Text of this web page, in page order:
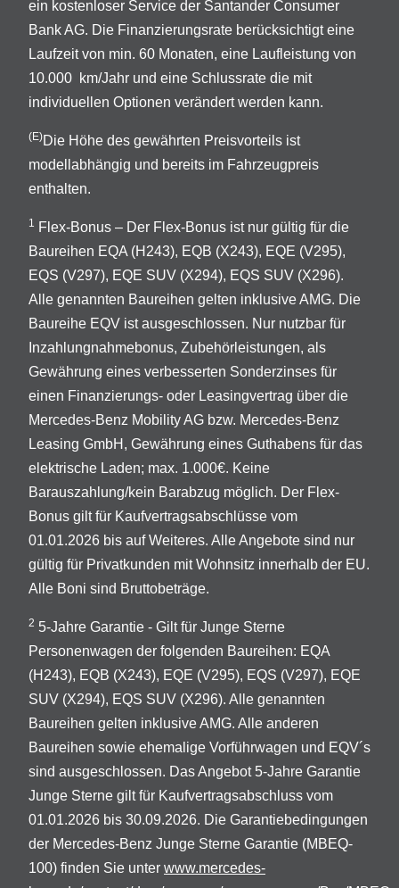
ein kostenloser Service der Santander Consumer
Bank AG. Die Finanzierungsrate berücksichtigt eine
Laufzeit von min. 60 Monaten, eine Laufleistung von
10.000 km/Jahr und eine Schlussrate die mit
individuellen Optionen verändert werden kann.
(E)Die Höhe des gewährten Preisvorteils ist
modellabhängig und bereits im Fahrzeugpreis
enthalten.
1 Flex-Bonus – Der Flex-Bonus ist nur gültig für die
Baureihen EQA (H243), EQB (X243), EQE (V295),
EQS (V297), EQE SUV (X294), EQS SUV (X296).
Alle genannten Baureihen gelten inklusive AMG. Die
Baureihe EQV ist ausgeschlossen. Nur nutzbar für
Inzahlungnahmebonus, Zubehörleistungen, als
Gewährung eines verbesserten Sonderzinses für
einen Finanzierungs- oder Leasingvertrag über die
Mercedes-Benz Mobility AG bzw. Mercedes-Benz
Leasing GmbH, Gewährung eines Guthabens für das
elektrische Laden; max. 1.000€. Keine
Barauszahlung/kein Barabzug möglich. Der Flex-
Bonus gilt für Kaufvertragsabschlüsse vom
01.01.2026 bis auf Weiteres. Alle Angebote sind nur
gültig für Privatkunden mit Wohnsitz innerhalb der EU.
Alle Boni sind Bruttobeträge.
2 5-Jahre Garantie - Gilt für Junge Sterne
Personenwagen der folgenden Baureihen: EQA
(H243), EQB (X243), EQE (V295), EQS (V297), EQE
SUV (X294), EQS SUV (X296). Alle genannten
Baureihen gelten inklusive AMG. Alle anderen
Baureihen sowie ehemalige Vorführwagen und EQV´s
sind ausgeschlossen. Das Angebot 5-Jahre Garantie
Junge Sterne gilt für Kaufvertragsabschluss vom
01.01.2026 bis 30.09.2026. Die Garantiebedingungen
der Mercedes-Benz Junge Sterne Garantie (MBEQ-
100) finden Sie unter www.mercedes-